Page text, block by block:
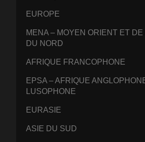
EUROPE
MENA – MOYEN ORIENT ET DE
DU NORD
AFRIQUE FRANCOPHONE
EPSA – AFRIQUE
LUSOPHONE
EURASIE
ASIE DU SUD